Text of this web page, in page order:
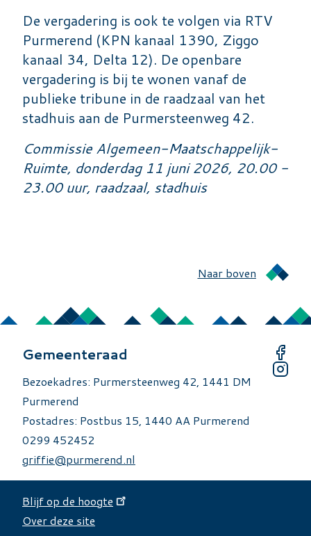
De vergadering is ook te volgen via RTV
Purmerend (KPN kanaal 1390, Ziggo
kanaal 34, Delta 12). De openbare
vergadering is bij te wonen vanaf de
publieke tribune in de raadzaal van het
stadhuis aan de Purmersteenweg 42.
Commissie Algemeen-Maatschappelijk-
Ruimte, donderdag 11 juni 2026, 20.00 -
23.00 uur, raadzaal, stadhuis
Naar boven
Gemeenteraad
Bezoekadres: Purmersteenweg 42, 1441 DM
Purmerend
Postadres: Postbus 15, 1440 AA Purmerend
0299 452452
griffie@purmerend.nl
Over deze site
Blijf op de hoogte
Over deze site